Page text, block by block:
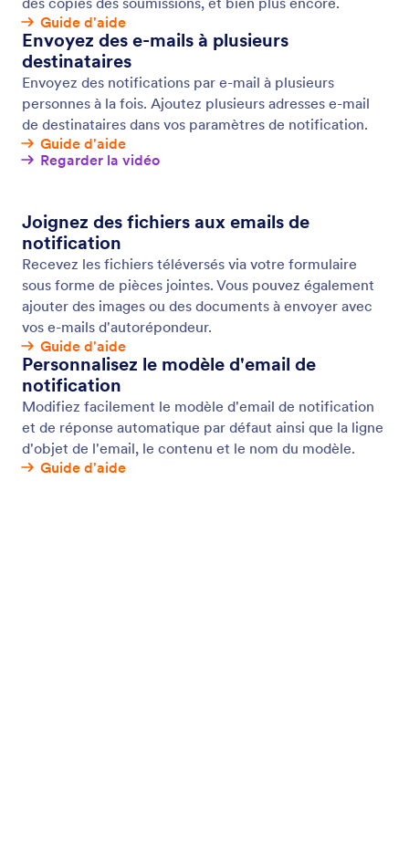
Envoyez des emails de rappel automatisés aux
personnes qui doivent remplir vos formulaires
Jotform en ligne. Ajoutez des destinataires,
personnalisez le contenu des emails, configurez un
calendrier et bien plus encore, le tout sans avoir à
rédiger de code.
Stockez les soumissions de formulaires dans votre
boîte de réception ou dans d'autres applications
tierces au lieu de Jotform. Supprimez
automatiquement les soumissions de votre compte
Jotform.